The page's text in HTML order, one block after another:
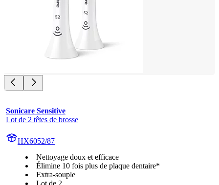
Sonicare Sensitive
Lot de 2 têtes de brosse
HX6052/87
Nettoyage doux et efficace
Élimine 10 fois plus de plaque dentaire*
Extra-souple
Lot de 2